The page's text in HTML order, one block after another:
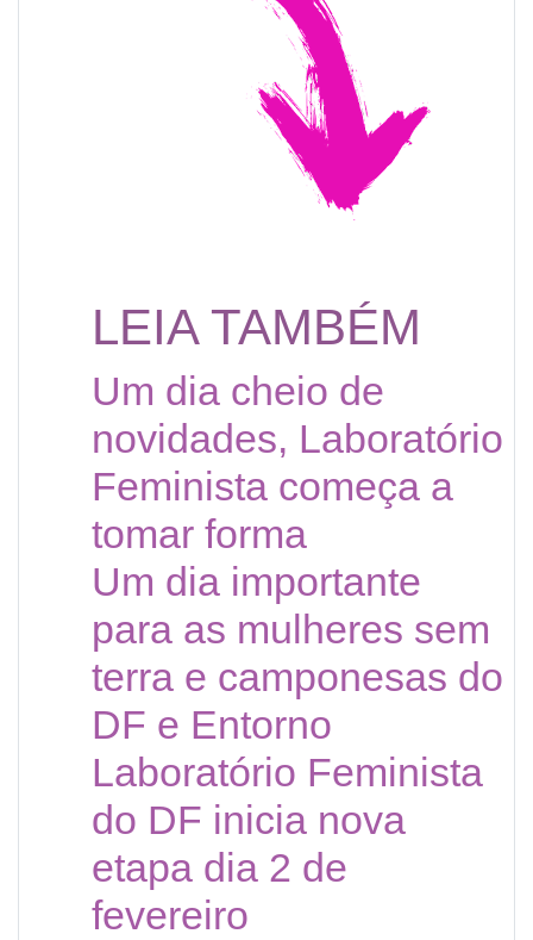
LEIA TAMBÉM
Um dia cheio de
novidades, Laboratório
Feminista começa a
tomar forma
Um dia importante
para as mulheres sem
terra e camponesas do
DF e Entorno
Laboratório Feminista
do DF inicia nova
etapa dia 2 de
fevereiro